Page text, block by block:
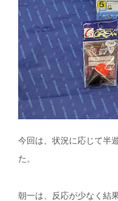
今回は、状況に応じて半
た。
朝一は、反応が少なく結